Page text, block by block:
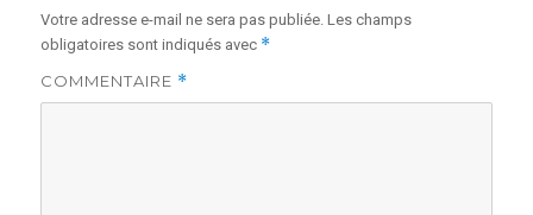
Votre adresse e-mail ne sera pas publiée. Les champs
obligatoires sont indiqués avec *
COMMENTAIRE *